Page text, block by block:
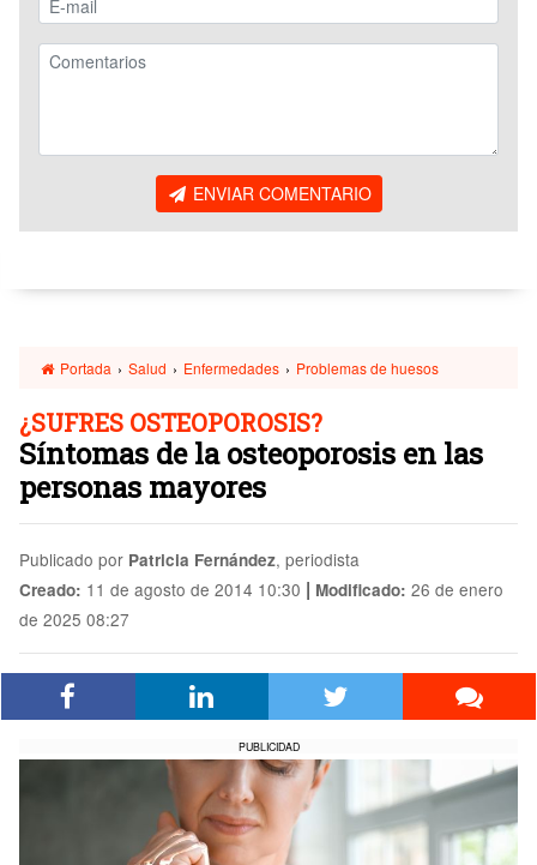
ENVIAR COMENTARIO
Portada › Salud › Enfermedades › Problemas de huesos
¿SUFRES OSTEOPOROSIS?
Síntomas de la osteoporosis en las
personas mayores
Publicado por Patricia Fernández, periodista
Creado: 11 de agosto de 2014 10:30 | Modificado: 26 de enero
de 2025 08:27
PUBLICIDAD